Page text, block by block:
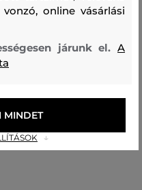
-30%
RÖVIDNADRÁG
MIRANDA-D-POP
, XS, S, M, XL
online vásárlási
járunk el.A
MINDET